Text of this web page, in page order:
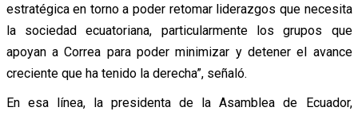
estratégica en torno a poder retomar liderazgos que necesita
la sociedad ecuatoriana, particularmente los grupos que
apoyan a Correa para poder minimizar y detener el avance
creciente que ha tenido la derecha”, señaló.
En esa línea, la presidenta de la Asamblea de Ecuador,